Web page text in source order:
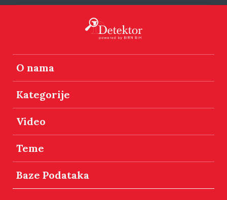
O nama
Kategorije
Video
Teme
Baze Podataka